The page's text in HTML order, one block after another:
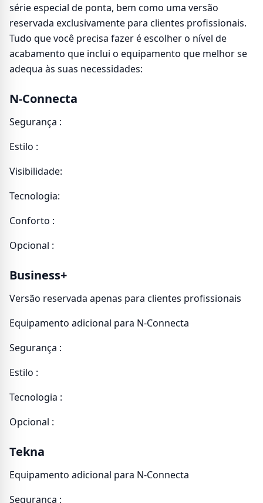
série especial de ponta, bem como uma versão
reservada exclusivamente para clientes profissionais.
Tudo que você precisa fazer é escolher o nível de
acabamento que inclui o equipamento que melhor se
adequa às suas necessidades:
N-Connecta
Segurança :
Estilo :
Visibilidade:
Tecnologia:
Conforto :
Opcional :
Business+
Versão reservada apenas para clientes profissionais
Equipamento adicional para N-Connecta
Segurança :
Estilo :
Tecnologia :
Opcional :
Tekna
Equipamento adicional para N-Connecta
Segurança :